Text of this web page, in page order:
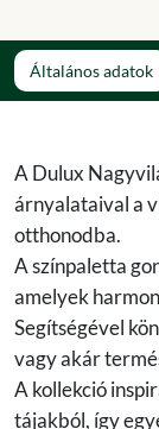
Általános adatok
A Dulux
árnyalataival a
otthonodba.
A színpaletta
amelyek
Segítségével
vagy akár
A kollekció
tájakból, így